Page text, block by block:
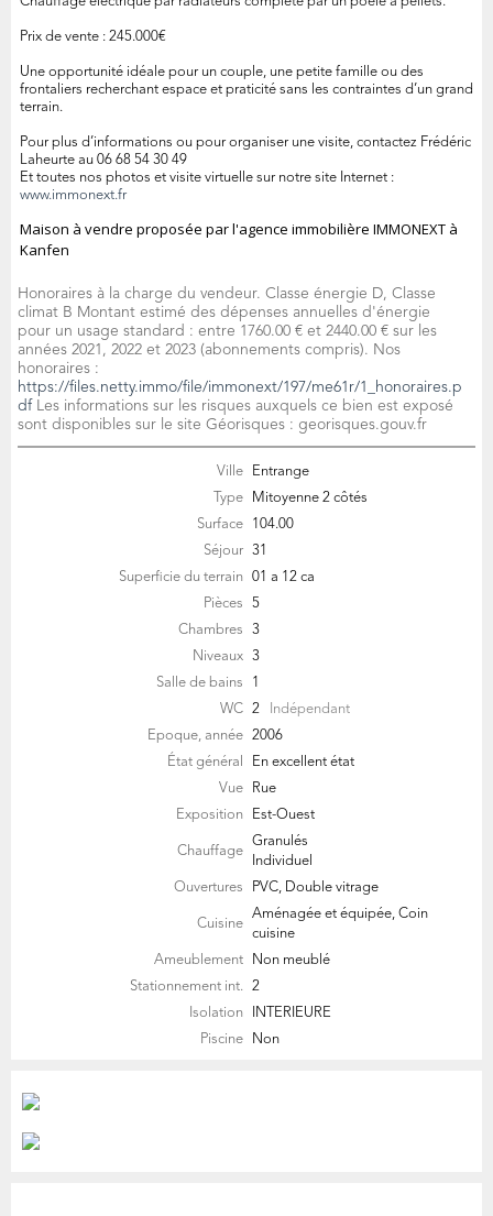
Prix de vente : 245.000€
Une opportunité idéale pour un couple, une petite famille ou des
frontaliers recherchant espace et praticité sans les contraintes d’un grand
terrain.
Pour plus d’informations ou pour organiser une visite, contactez Frédéric
Laheurte au 06 68 54 30 49
Et toutes nos photos et visite virtuelle sur notre site Internet :
www.immonext.fr
Maison à vendre proposée par l'agence immobilière IMMONEXT à
Kanfen
Honoraires à la charge du vendeur. Classe énergie D, Classe
climat B Montant estimé des dépenses annuelles d'énergie
pour un usage standard : entre 1760.00 € et 2440.00 € sur les
années 2021, 2022 et 2023 (abonnements compris). Nos
honoraires :
https://files.netty.immo/file/immonext/197/me61r/1_honoraires.p
df Les informations sur les risques auxquels ce bien est exposé
sont disponibles sur le site Géorisques : georisques.gouv.fr
Ville
Entrange
Type
Mitoyenne 2 côtés
Surface
104.00
Séjour
31
Superficie du terrain
01 a 12 ca
Pièces
5
Chambres
3
Niveaux
3
Salle de bains
1
WC
2
Indépendant
Epoque, année
2006
État général
En excellent état
Vue
Rue
Exposition
Est-Ouest
Chauffage
Granulés
Individuel
Ouvertures
PVC, Double vitrage
Cuisine
Aménagée et équipée, Coin
cuisine
Ameublement
Non meublé
Stationnement int.
2
Isolation
INTERIEURE
Piscine
Non